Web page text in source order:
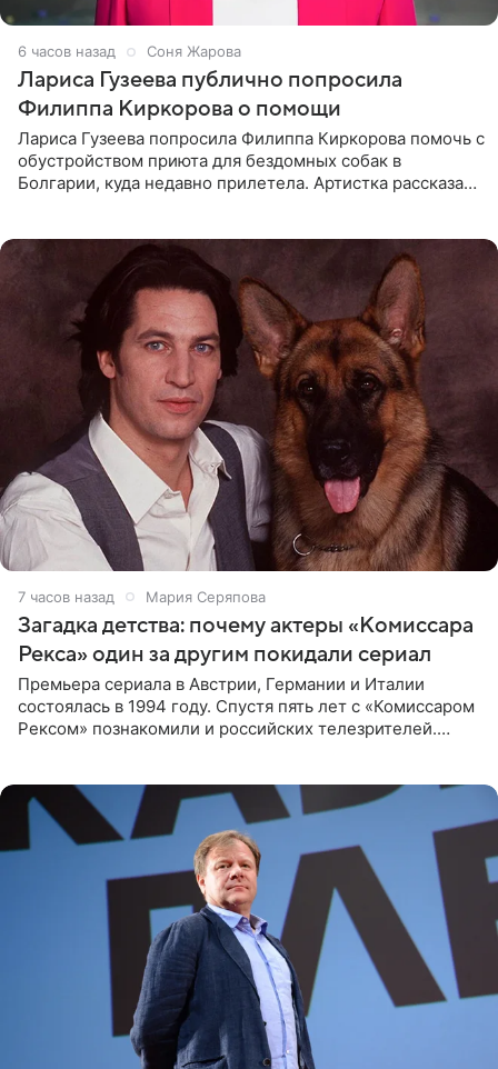
6 часов назад Соня Жарова
Лариса Гузеева публично попросила
Филиппа Киркорова о помощи
Лариса Гузеева попросила Филиппа Киркорова помочь с
обустройством приюта для бездомных собак в
Болгарии, куда недавно прилетела. Артистка рассказала
7 часов назад Мария Серяпова
Загадка детства: почему актеры «Комиссара
Рекса» один за другим покидали сериал
Премьера сериала в Австрии, Германии и Италии
состоялась в 1994 году. Спустя пять лет с «Комиссаром
Рексом» познакомили и российских телезрителей.